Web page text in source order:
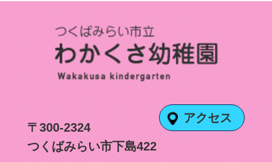
〒300-2324
つくばみらい市下島422
アクセス